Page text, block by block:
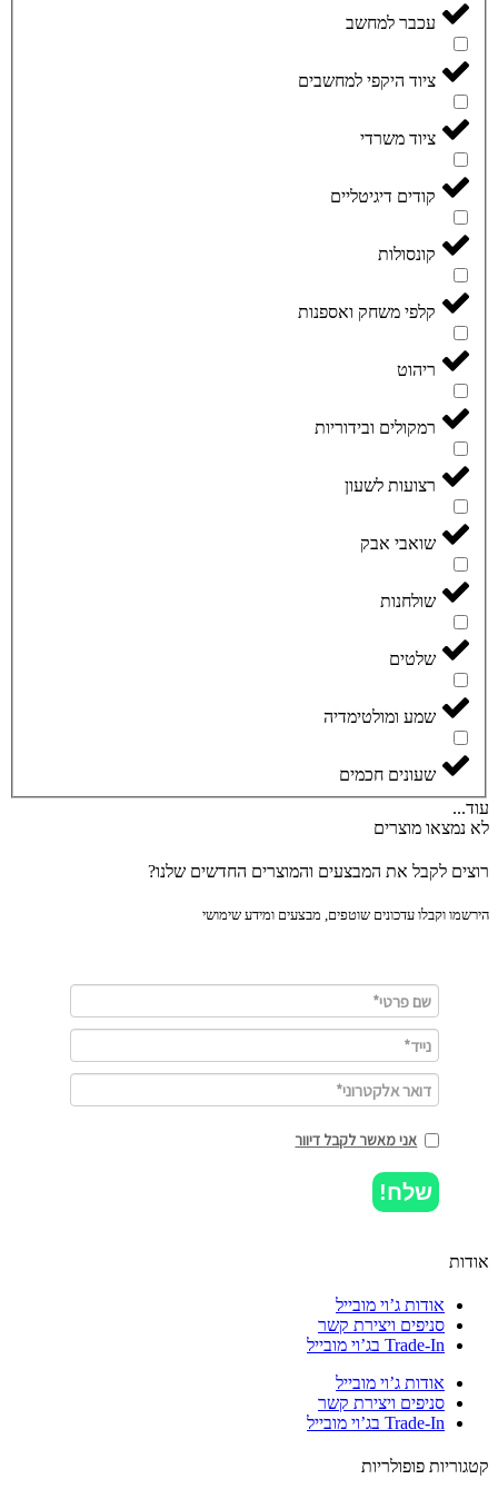
עכבר למחשב
ציוד היקפי למחשבים
ציוד משרדי
קודים דיגיטליים
קונסולות
קלפי משחק ואספנות
ריהוט
רמקולים ובידוריות
רצועות לשעון
שואבי אבק
שולחנות
שלטים
שמע ומולטימדיה
שעונים חכמים
מוצרים
לקבל את המבצעים והמוצרים החדשים שלנו?
וקבלו עדכונים שוטפים, מבצעים ומידע שימושי
אני מאשר לקבל דיוור
שלח!
אודות ג’וי מובייל
סניפים ויצירת קשר
Trade-In בג’וי מובייל
אודות ג’וי מובייל
סניפים ויצירת קשר
Trade-In בג’וי מובייל
פופולריות